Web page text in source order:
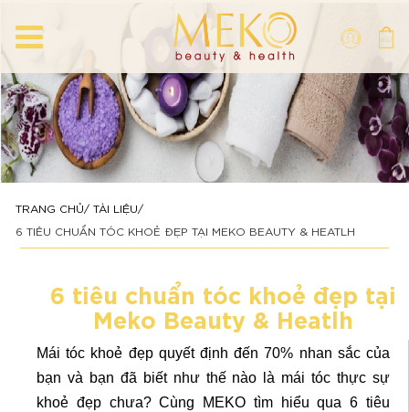
TRANG CHỦ
TÀI LIỆU
6 TIÊU CHUẨN TÓC KHOẺ ĐẸP TẠI MEKO BEAUTY & HEATLH
6 tiêu chuẩn tóc khoẻ đẹp tại
Meko Beauty & Heatlh
Mái tóc khoẻ đẹp quyết định đến 70% nhan sắc của
bạn và bạn đã biết như thế nào là mái tóc thực sự
khoẻ đẹp chưa? Cùng MEKO tìm hiểu qua 6 tiêu